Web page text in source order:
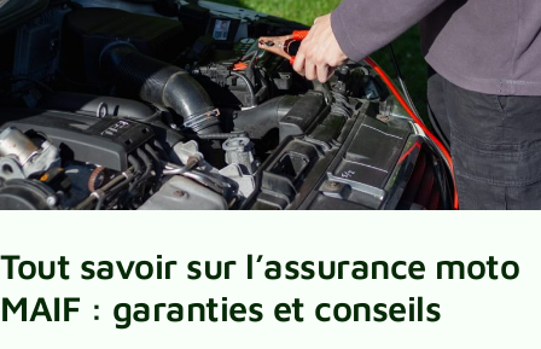
Tout savoir sur l’assurance moto
MAIF : garanties et conseils